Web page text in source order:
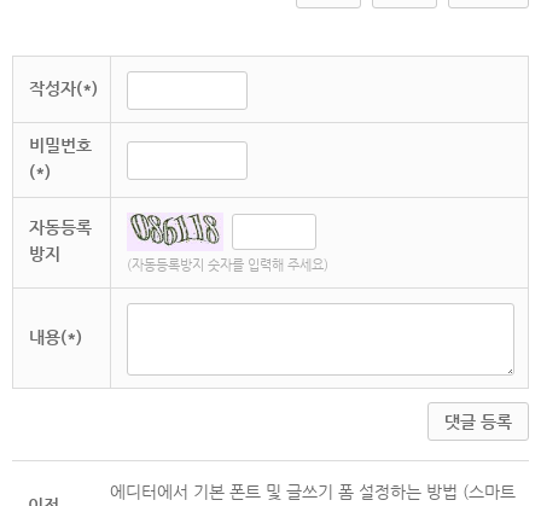
작성자(*)
비밀번호
(*)
자동등록
방지
(자동등록방지 숫자를 입력해 주세요)
내용(*)
댓글 등록
에디터에서 기본 폰트 및 글쓰기 폼 설정하는 방법 (스마트